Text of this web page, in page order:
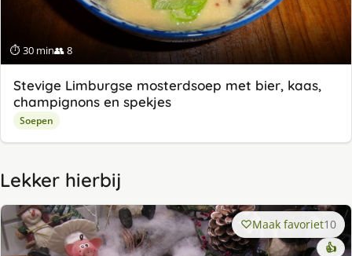
⏱ 30 min👥 8
Stevige Limburgse mosterdsoep met bier, kaas,
champignons en spekjes
Soepen
Lekker hierbij
Maak favoriet10
👍